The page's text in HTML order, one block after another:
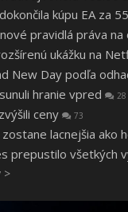
kúpu EA za
pravidlá práva
ukážku na
New Day podľa
hranie vpred 28
ceny 73
lacnejšia ako
prepustilo všetkých
>